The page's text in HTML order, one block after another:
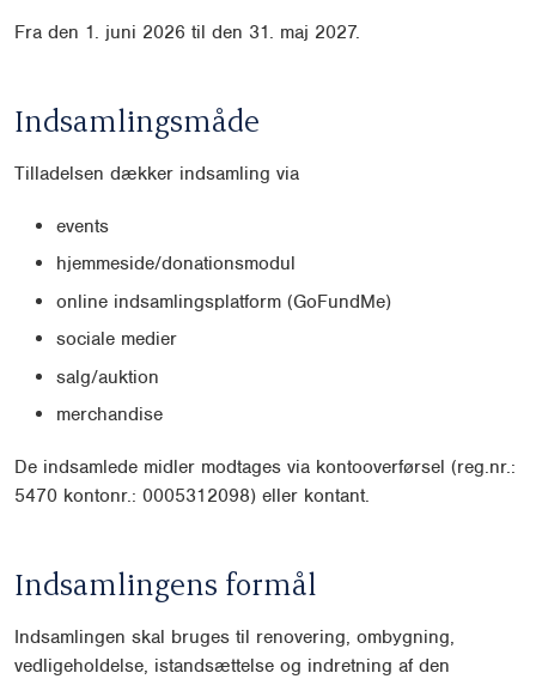
Fra den 1. juni 2026 til den 31. maj 2027.
Indsamlingsmåde
Tilladelsen dækker indsamling via
events
hjemmeside/donationsmodul
online indsamlingsplatform (GoFundMe)
sociale medier
salg/auktion
merchandise
De indsamlede midler modtages via kontooverførsel (reg.nr.:
5470 kontonr.: 0005312098) eller kontant.
Indsamlingens formål
Indsamlingen skal bruges til renovering, ombygning,
vedligeholdelse, istandsættelse og indretning af den